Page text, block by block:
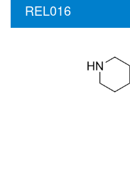
REL016